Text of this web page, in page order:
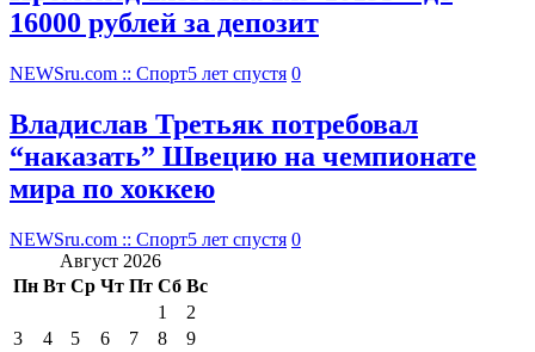
16000 рублей за депозит
NEWSru.com :: Спорт5 лет спустя 0
Владислав Третьяк потребовал
“наказать” Швецию на чемпионате
мира по хоккею
NEWSru.com :: Спорт5 лет спустя 0
Август 2026
Пн Вт Ср Чт Пт Сб Вс
1
2
3
4 5 6 7 8
9